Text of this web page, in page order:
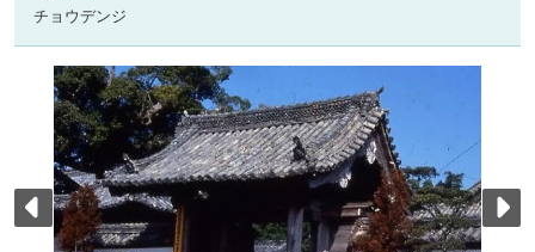
チョウデンジ